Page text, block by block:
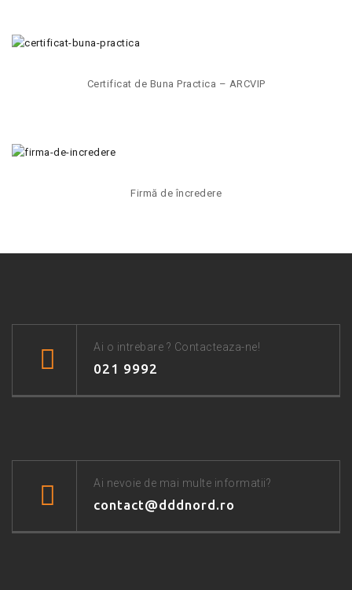
Certificat de Buna Practica – ARCVIP
Firmă de încredere
Ai o intrebare ? Contacteaza-ne!
021 9992
Ai nevoie de mai multe informatii?
contact@dddnord.ro